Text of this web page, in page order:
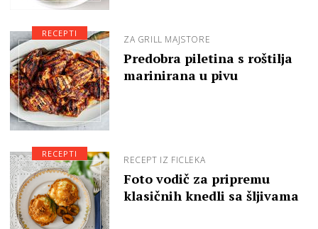
ZA GRILL MAJSTORE
Predobra piletina s roštilja
marinirana u pivu
RECEPTI
RECEPT IZ FICLEKA
Foto vodič za pripremu
klasičnih knedli sa šljivama
RECEPTI